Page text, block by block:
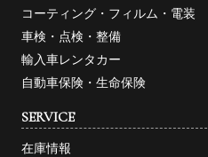
コーティング・フィルム・電装
車検・点検・整備
輸入車レンタカー
自動車保険・生命保険
SERVICE
在庫情報